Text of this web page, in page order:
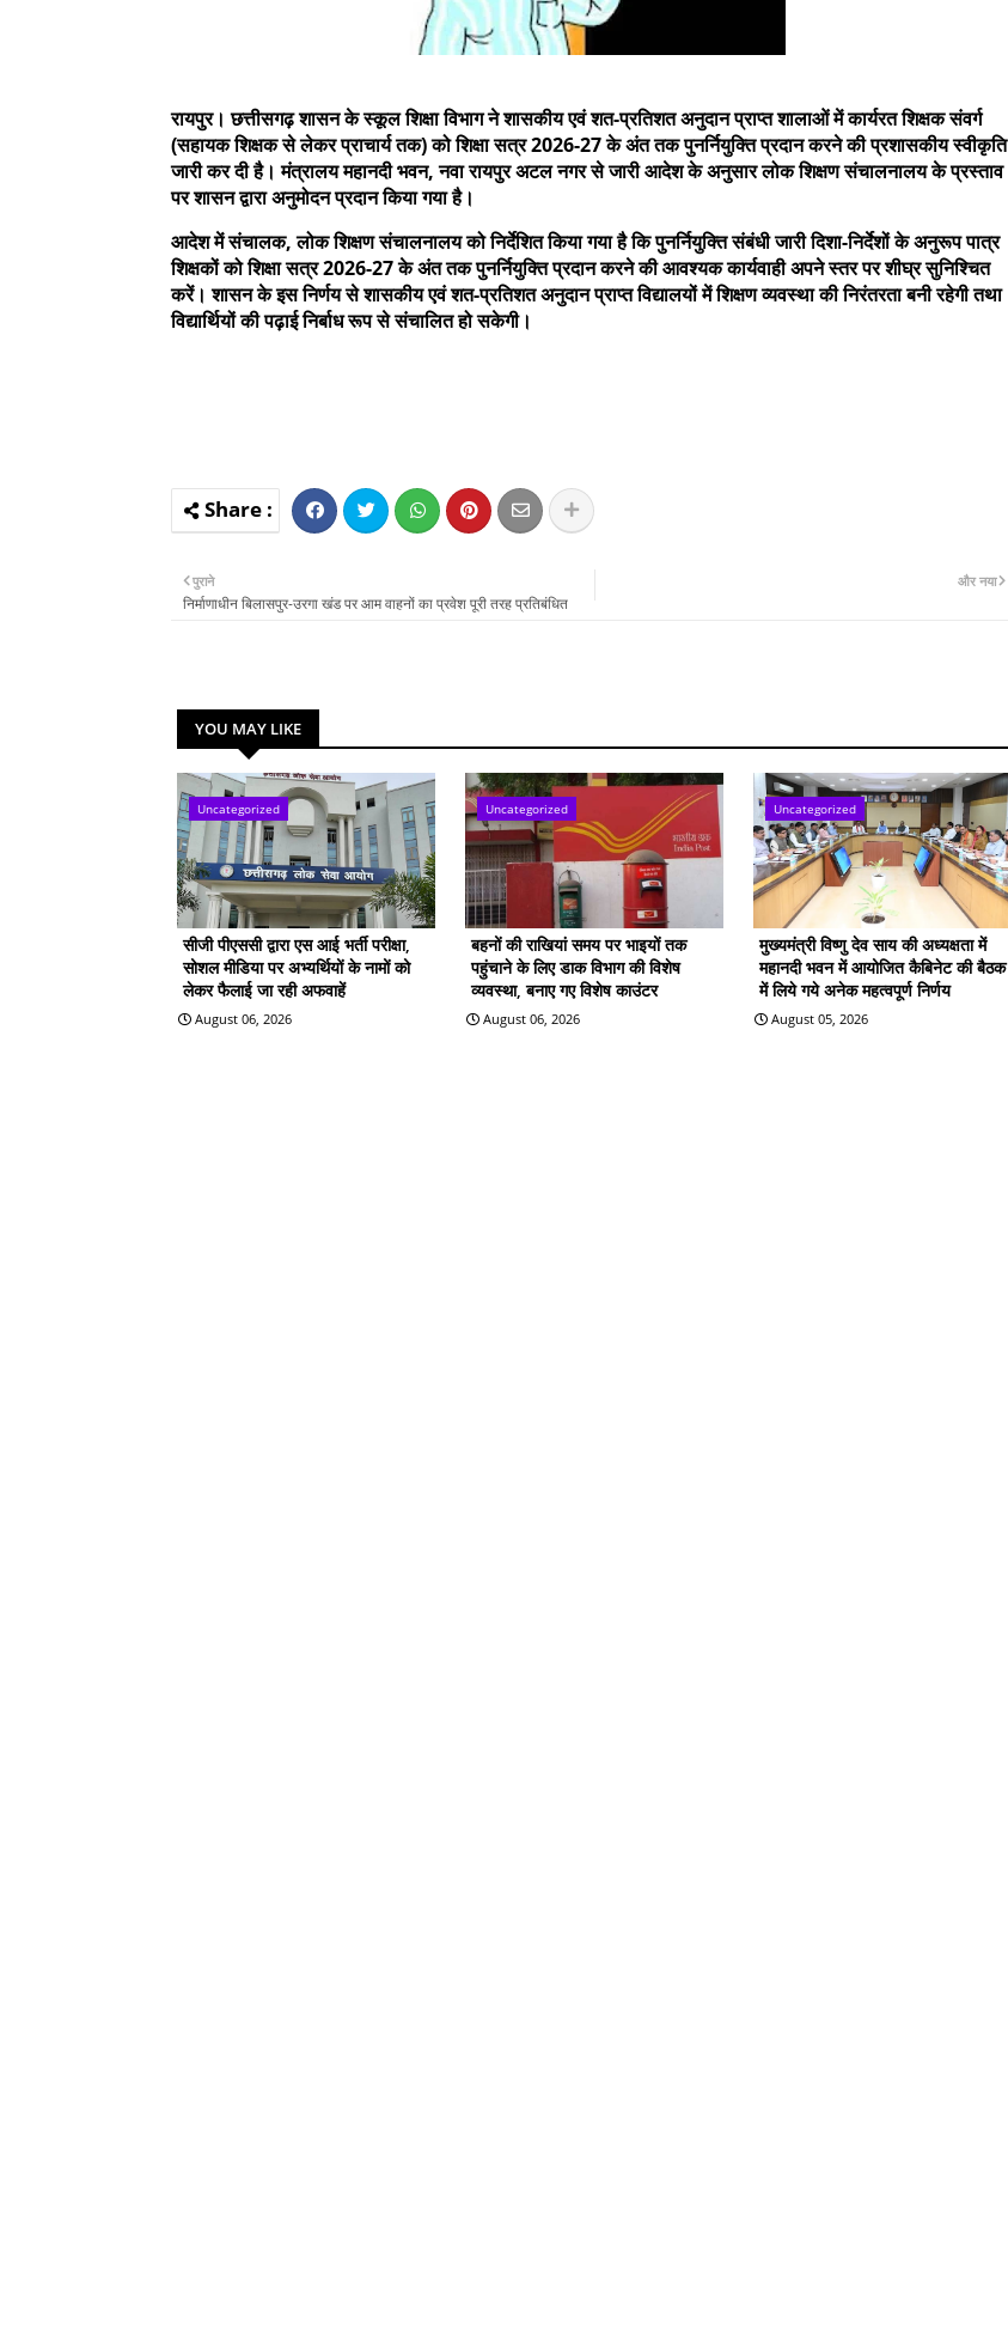
रायपुर। छत्तीसगढ़ शासन के स्कूल शिक्षा विभाग ने शासकीय एवं शत-प्रतिशत अनुदान प्राप्त शालाओं में कार्यरत शिक्षक संवर्ग
(सहायक शिक्षक से लेकर प्राचार्य तक) को शिक्षा सत्र 2026-27 के अंत तक पुनर्नियुक्ति प्रदान करने की प्रशासकीय स्वीकृति
जारी कर दी है। मंत्रालय महानदी भवन, नवा रायपुर अटल नगर से जारी आदेश के अनुसार लोक शिक्षण संचालनालय के प्रस्ताव
पर शासन द्वारा अनुमोदन प्रदान किया गया है।
आदेश में संचालक, लोक शिक्षण संचालनालय को निर्देशित किया गया है कि पुनर्नियुक्ति संबंधी जारी दिशा-निर्देशों के अनुरूप पात्र
शिक्षकों को शिक्षा सत्र 2026-27 के अंत तक पुनर्नियुक्ति प्रदान करने की आवश्यक कार्यवाही अपने स्तर पर शीघ्र सुनिश्चित
करें। शासन के इस निर्णय से शासकीय एवं शत-प्रतिशत अनुदान प्राप्त विद्यालयों में शिक्षण व्यवस्था की निरंतरता बनी रहेगी तथा
विद्यार्थियों की पढ़ाई निर्बाध रूप से संचालित हो सकेगी।
और नया
पुराने
निर्माणाधीन बिलासपुर-उरगा खंड पर आम वाहनों का प्रवेश पूरी तरह प्रतिबंधित
YOU MAY LIKE
Uncategorized
सीजी पीएससी द्वारा एस आई भर्ती परीक्षा,
सोशल मीडिया पर अभ्यर्थियों के नामों को
लेकर फैलाई जा रही अफवाहें
August 06, 2026
Uncategorized
बहनों की राखियां समय पर भाइयों तक
पहुंचाने के लिए डाक विभाग की विशेष
व्यवस्था, बनाए गए विशेष काउंटर
August 06, 2026
Uncategorized
मुख्यमंत्री विष्णु देव साय की अध्यक्षता में
महानदी भवन में आयोजित कैबिनेट की बैठक
में लिये गये अनेक महत्वपूर्ण निर्णय
August 05, 2026